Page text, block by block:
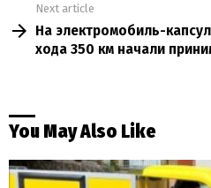
Next article
На электромобиль-
хода 350 км начали
You May Also Like